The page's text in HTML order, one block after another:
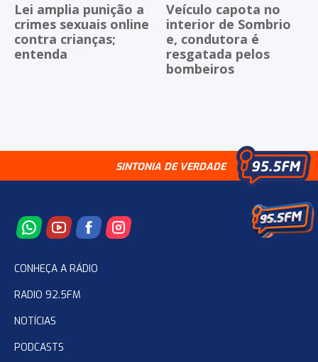
Lei amplia punição a
crimes sexuais online
contra crianças;
entenda
Veículo capota no
interior de Sombrio
e, condutora é
resgatada pelos
bombeiros
SINTONIA DE VERDADE
CONHEÇA A RÁDIO
RADIO 92.5FM
NOTÍCIAS
PODCASTS